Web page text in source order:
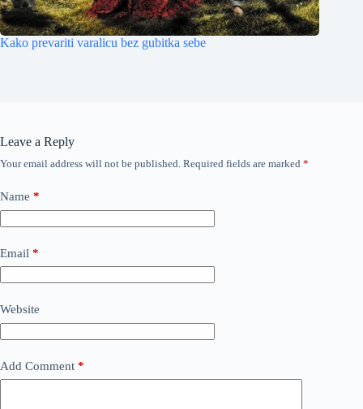
Kako prevariti varalicu bez gubitka sebe
Leave a Reply
Your email address will not be published. Required fields are marked *
Name *
Email *
Website
Add Comment *